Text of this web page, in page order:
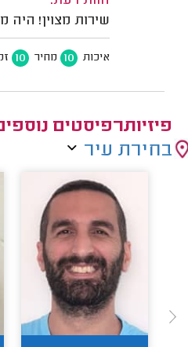
שירות מצוין! היה
איכות 10 מחיר 10
פיזיותרפיסטים
בחירת עיר